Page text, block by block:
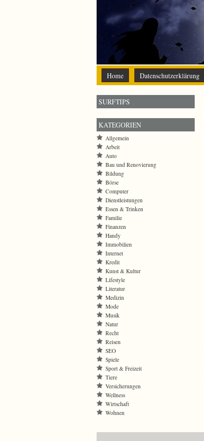
Home Datenschutzerklärung
SURFTIPS
KATEGORIEN
Allgemein
Arbeit
Auto
Bau und Renovierung
Bildung
Börse
Computer
Dienstleistungen
Essen & Trinken
Familie
Finanzen
Handy
Immobilien
Internet
Kredit
Kunst & Kultur
Lifestyle
Literatur
Medizin
Mode
Musik
Natur
Recht
Reisen
SEO
Spiele
Sport & Freizeit
Tiere
Versicherungen
Wellness
Wirtschaft
Wohnen